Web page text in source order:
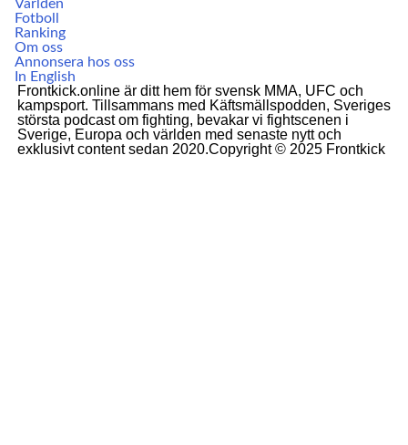
Världen
Fotboll
Ranking
Om oss
Annonsera hos oss
In English
Frontkick.online är ditt hem för svensk MMA, UFC och
kampsport. Tillsammans med Käftsmällspodden, Sveriges
största podcast om fighting, bevakar vi fightscenen i
Sverige, Europa och världen med senaste nytt och
exklusivt content sedan 2020.Copyright © 2025 Frontkick